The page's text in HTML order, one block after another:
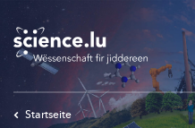
to
main
content
Startseite